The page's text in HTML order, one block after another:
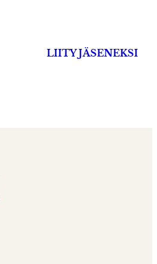
LIITY JÄSENEKSI